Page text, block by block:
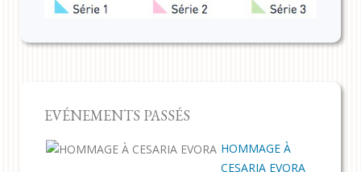
EVÉNEMENTS PASSÉS
HOMMAGE À
CESARIA EVORA